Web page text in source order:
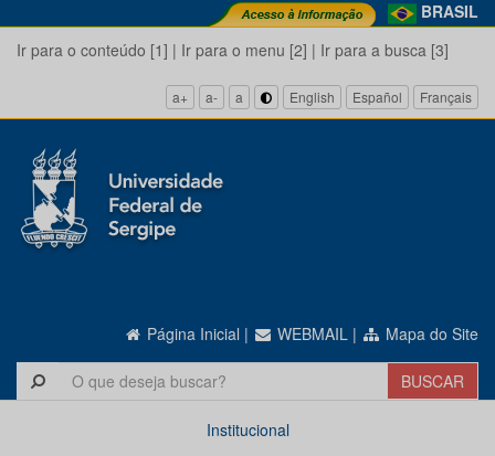
BRASIL
Ir para o conteúdo [1] | Ir para o menu [2] | Ir para a busca [3]
a+ a- a English Español Français
Página Inicial | WEBMAIL | Mapa do Site
Institucional